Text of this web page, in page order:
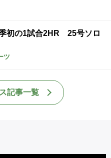
初の1試合2HR 25号ソロ
ツ
記事一覧